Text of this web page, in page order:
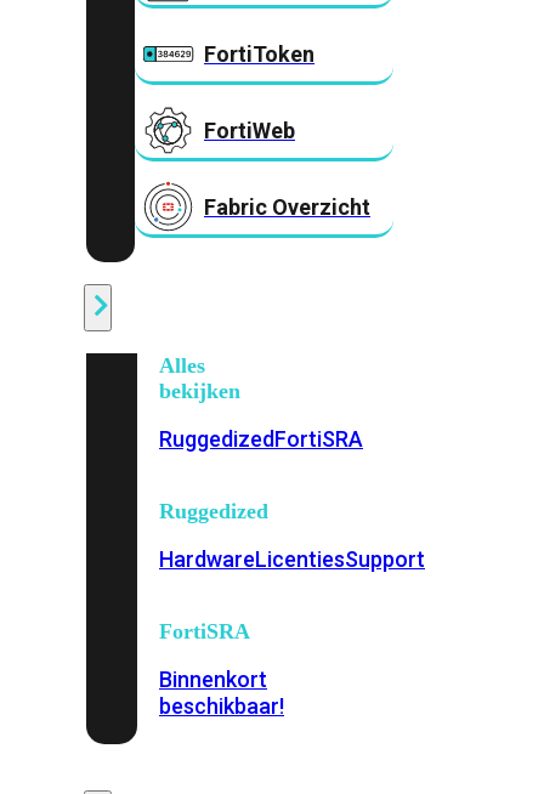
FortiToken
FortiWeb
Fabric Overzicht
Alles
bekijken
RuggedizedFortiSRA
Ruggedized
HardwareLicentiesSupport
FortiSRA
Binnenkort
beschikbaar!